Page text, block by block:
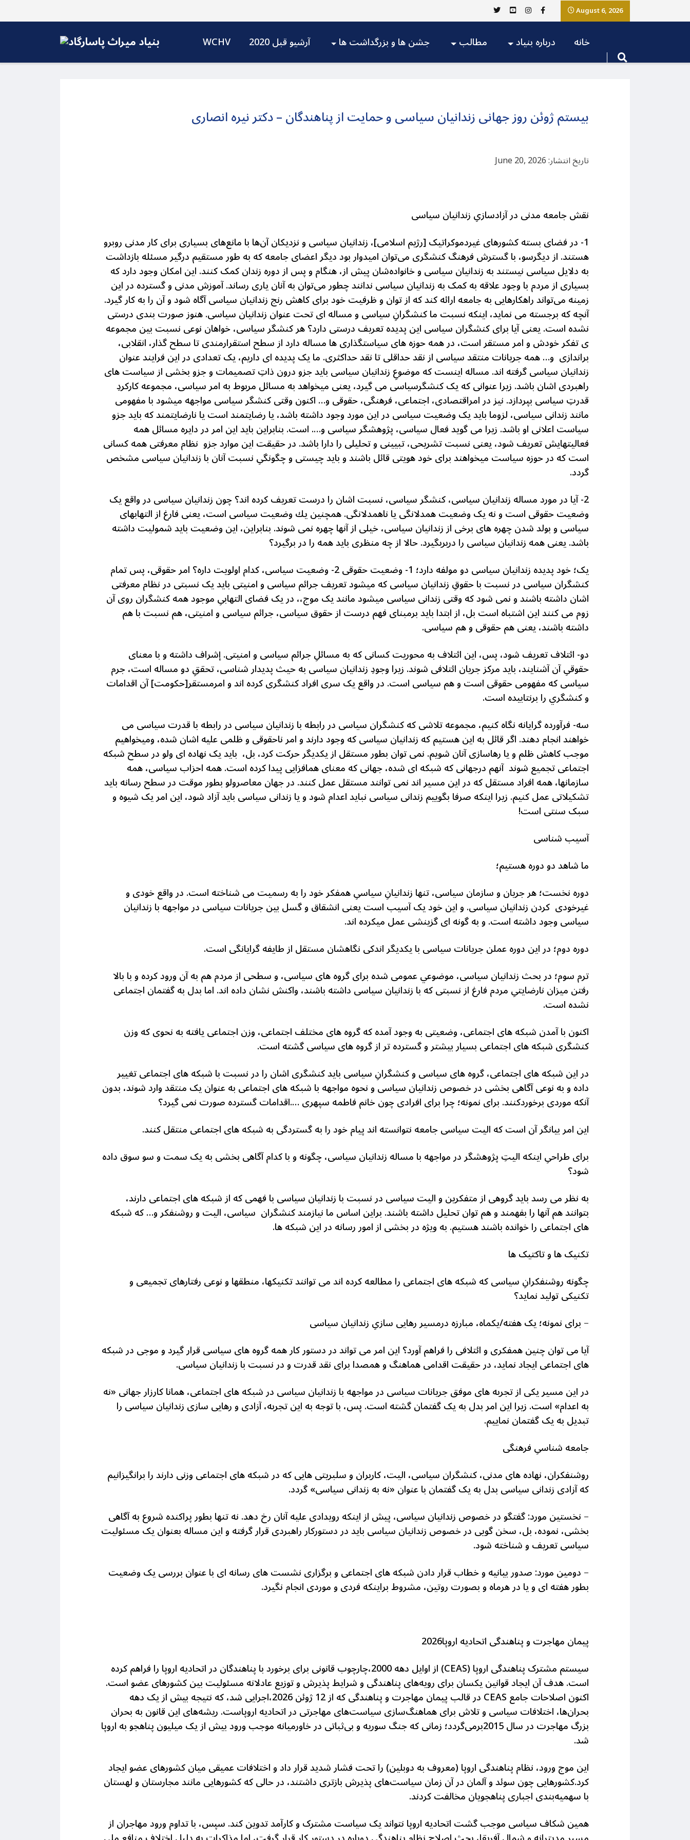
August 6, 2026
WCHV آرشیو قبل 2020 جشن ها و بزرگداشت ها مطالب درباره بنیاد خانه
بیستم ژوئن روز جهانی زندانیان سیاسی و حمایت از پناهندگان – دکتر نیره انصاری
تاریخ انتشار: June 20, 2026
نقش جامعه مدنی در آزادسازیِ زندانیان سیاسی
1- در فضای بسته کشورهای غیردموکراتیک [رژیم اسلامی]، زندانیان سیاسی و نزدیکان آن‌ها با مانع‌های بسیاری برای کار مدنی روبرو
هستند. از دیگرسو، با گسترش فرهنگ کنشگری می‌توان امیدوار بود دیگر اعضای جامعه که به طور مستقیم درگیر مسئله بازداشت
به دلایل سیاسی نیستند به زندانیان سیاسی و خانواده‌شان پیش از، هنگام و پس از دوره زندان کمک کنند. این امکان وجود دارد که
بسیاری از مردم با وجود علاقه به کمک به زندانیان سیاسی ندانند چطور می‌توان به آنان یاری رساند. آموزش مدنی و گسترده در این
زمینه می‌تواند راهکارهایی به جامعه ارائه کند که از توان و ظرفیت خود برای کاهش رنج زندانیان سیاسی آگاه شود و آن را به کار گیرد.
آنچه که برجسته می نماید، اینکه نسبت ما کنشگرانِ سیاسی و مساله ای تحت عنوان زندانیان سیاسی. هنوز صورت بندی درستی
نشده است. یعنی آیا برای کنشگران سیاسی این پدیده تعریف درستی دارد؟ هر کنشگر سیاسی، خواهان نوعی نسبت بین مجموعه
ی تفکر خودش و امر مستقر است، در همه حوزه های سیاستگذاری ها مساله دارد از سطح استقرارمندی تا سطح گذار، انقلابی،
براندازی و… همه جریانات منتقد سیاسی از نقد حداقلی تا نقد حداکثری. ما یک پدیده ای داریم، یک تعدادی در این فرایند عنوان
زندانیان سیاسی گرفته اند. مساله اینست که موضوعِ زندانیان سیاسی باید جزو درون ذاتِ تصمیمات و جزو بخشی از سیاست های
راهبردی اشان باشد. زیرا عنوانی که یک کنشگرسیاسی می گیرد، یعنی میخواهد به مسائل مربوط به امر سیاسی، مجموعه کارکردِ
قدرتِ سیاسی بپردازد. نیز در امراقتصادی، اجتماعی، فرهنگی، حقوقی و… اکنون وقتی کنشگر سیاسی مواجهه میشود با مفهومی
مانند زندانی سیاسی، لزوما باید یک وضعیت سیاسی در این مورد وجود داشته باشد، یا رضایتمند است یا نارضایتمند که باید جزو
سیاست اعلانی او باشد. زیرا می گوید فعال سیاسی، پژوهشگر سیاسی و…. است. بنابراین باید این امر در دایره مسائل همه
فعالیتهایش تعریف شود، یعنی نسبت تشریحی، تبیینی و تحلیلی را دارا باشد. در حقیقت این موارد جزو نظام معرفتی همه کسانی
است که در حوزه سیاست میخواهند برای خود هویتی قائل باشند و باید چیستی و چگونگیِ نسبت آنان با زندانیان سیاسی مشخص
گردد.
2- آیا در مورد مساله زندانیان سیاسی، کنشگر سیاسی، نسبت اشان را درست تعریف کرده اند؟ چون زندانیان سیاسی در واقع یک
وضعیت حقوقی است و نه یک وضعیت همدلانگی یا ناهمدلانگی. همچنين يك وضعیت سیاسی است، یعنی فارغ از التهابهای
سیاسی و بولد شدن چهره های برخی از زندانیان سیاسی، خیلی از آنها چهره نمی شوند. بنابراین، این وضعیت باید شمولیت داشته
باشد. یعنی همه زندانیان سیاسی را دربربگیرد. حالا از چه منظری باید همه را در برگیرد؟
یک؛ خود پدیده زندانیان سیاسی دو مولفه دارد؛ 1- وضعیت حقوقی 2- وضعیت سیاسی، کدام اولویت داره؟ امر حقوقی، پس تمام
کنشگران سیاسی در نسبت با حقوقِ زندانیان سیاسی که میشود تعریف جرائم سیاسی و امنیتی باید یک نسبتی در نظام معرفتی
اشان داشته باشند و نمی شود که وقتی زندانی سیاسی میشود مانند یک موج،، در یک فضای التهابیِ موجود همه کنشگران روی آن
زوم می کنند این اشتباه است بل، از ابتدا باید برمبنای فهم درست از حقوق سیاسی، جرائم سیاسی و امنیتی، هم نسبت با هم
داشته باشند، یعنی هم حقوقی و هم سیاسی.
دو- ائتلاف تعریف شود، پس، این ائتلاف به محوریت کسانی که به مسائلِ جرائم سیاسی و امنیتی. إشراف داشته و با معنای
حقوقیِ آن آشنایند، باید مرکز جریان ائتلافی شوند. زیرا وجودِ زندانیان سیاسی به حیث پدیدار شناسی، تحققِ دو مساله است، جرم
سیاسی که مفهومی حقوقی است و هم سیاسی است. در واقع یک سری افراد کنشگری کرده اند و امرمستقر[حکومت] آن اقدامات
و كنشگري را برنتابیده است.
سه- فرآورده گرایانه نگاه کنیم، مجموعه تلاشی که کنشگران سیاسی در رابطه با زندانیان سیاسی در رابطه با قدرت سیاسی می
خواهند انجام دهند. اگر قائل به این هستیم که زندانیان سیاسی که وجود دارند و امر ناحقوقی و ظلمی علیه اشان شده، ومیخواهیم
موجب کاهش ظلم و یا رهاسازی آنان شویم. نمی توان بطور مستقل از یکدیگر حرکت کرد، بل، باید یک نهاده ای ولو در سطح شبکه
اجتماعی تجمیع شوند آنهم درجهانی که شبکه ای شده، جهانی که معنای همافزایی پیدا کرده است. همه احزاب سیاسی، همه
سازمانها، همه افراد مستقل که در این مسیر اند نمی توانند مستقل عمل کنند. در جهان معاصرولو بطور موقت در سطح رسانه باید
تشکیلاتی عمل کنیم. زیرا اینکه صرفا بگوییم زندانی سیاسی نباید اعدام شود و یا زندانی سیاسی باید آزاد شود، اين امر یک شیوه و
سبک سنتی است!
آسیب شناسی
ما شاهد دو دوره هستیم؛
دوره نخست؛ هر جریان و سازمان سیاسی، تنها زندانیانِ سیاسیِ همفکر خود را به رسمیت می شناخته است. در واقع خودی و
غیرخودی کردن زندانیان سیاسی. و این خود یک آسیب است یعنی انشقاق و گسل بین جریانات سیاسی در مواجهه با زندانیان
سیاسی وجود داشته است. و به گونه ای گزینشی عمل میکرده اند.
دوره دوم؛ در این دوره عملن جریانات سیاسی با یکدیگر اندکی نگاهشان مستقل از طایفه گرایانگی است.
ترم سوم؛ در بحث زندانیان سیاسی، موضوعي عمومی شده برای گروه های سیاسی، و سطحی از مردم هم به آن ورود کرده و با بالا
رفتن میزان نارضایتیِ مردم فارغ از نسبتی که با زندانیان سیاسی داشته باشند، واکنش نشان داده اند. اما بدل به گفتمان اجتماعی
نشده است.
اکنون با آمدن شبکه های اجتماعی، وضعیتی به وجود آمده که گروه های مختلف اجتماعی، وزن اجتماعی یافته به نحوی که وزن
کنشگری شبکه های اجتماعی بسیار بیشتر و گسترده تر از گروه های سیاسی گشته است.
در این شبکه های اجتماعی، گروه های سیاسی و کنشگرانِ سیاسی باید کنشگری اشان را در نسبت با شبکه های اجتماعی تغییر
داده و به نوعی آگاهی بخشی در خصوص زندانیان سیاسی و نحوه مواجهه با شبکه های اجتماعی به عنوان یک منتقد وارد شوند، بدون
آنکه موردی برخوردکنند. برای نمونه؛ چرا برای افرادی چون خانم فاطمه سپهری ….اقدامات گسترده صورت نمی گیرد؟
این امر بیانگر آن است که الیت سیاسی جامعه نتوانسته اند پیام خود را به گستردگی به شبکه های اجتماعی منتقل کنند.
برای طراحیِ اینکه الیتِ پژوهشگر در مواجهه با مساله زندانیان سیاسی، چگونه و با کدام آگاهی بخشی به یک سمت و سو سوق داده
شود؟
به نظر می رسد باید گروهی از متفکرین و الیت سیاسی در نسبت با زندانیان سیاسی با فهمی که از شبکه های اجتماعی دارند،
بتوانند هم آنها را بفهمند و هم توان تحلیل داشته باشند. براین اساس ما نیازمند کنشگران سیاسی، الیت و روشنفکر و… که شبکه
های اجتماعی را خوانده باشند هستیم. به ویژه در بخشی از امور رسانه در این شبکه ها.
تکنیک ها و تاکتیک ها
چگونه روشنفکرانِ سیاسی که شبکه های اجتماعی را مطالعه کرده اند می توانند تکنیکها، منطقها و نوعی رفتارهای تجمیعی و
تکنیکی تولید نماید؟
–برای نمونه؛ یک هفته/یکماه، مبارزه درمسیر رهایی سازیِ زندانیان سیاسی
آیا می توان چنین همفکری و ائتلافی را فراهم آورد؟ این امر می تواند در دستور کار همه گروه های سیاسی قرار گیرد و موجی در شبکه
های اجتماعی ایجاد نماید، در حقیقت اقدامی هماهنگ و همصدا برای نقد قدرت و در نسبت با زندانیان سیاسی.
در این مسیر یکی از تجربه های موفق جریانات سیاسی در مواجهه با زندانیان سیاسی در شبکه های اجتماعی، همانا کارزار جهانی «نه
به اعدام» است. زیرا این امر بدل به یک گفتمان گشته است. پس، با توجه به این تجربه، آزادی و رهایی سازی زندانیان سیاسی را
تبدیل به یک گفتمان نماییم.
جامعه شناسیِ فرهنگی
روشنفکران، نهاده های مدنی، کنشگران سیاسی، الیت، کاربران و سلبریتی هایی که در شبکه های اجتماعی وزنی دارند را برانگیزانیم
که آزادی زندانی سیاسی بدل به یک گفتمان با عنوان «نه به زندانی سیاسی» گردد.
–نخستین مورد: گفتگو در خصوص زندانیان سیاسی، پیش از اینکه رویدادی علیه آنان رخ دهد. نه تنها بطور پراکنده شروع به آگاهی
بخشی، نموده، بل، سخن گویی در خصوص زندانیان سیاسی باید در دستورکار راهبردی قرار گرفته و این مساله بعنوان یک مسئولیت
سیاسی تعریف و شناخته شود.
–دومین مورد: صدور بیانیه و خطاب قرار دادن شبکه های اجتماعی و برگزاری نشست های رسانه ای با عنوان بررسی یک وضعیت
بطور هفته ای و یا در هرماه و بصورت روتین، مشروط براینکه فردی و موردی انجام نگیرد.
پیمان مهاجرت و پناهندگی اتحادیه اروپا2026
سیستم مشترک پناهندگی اروپا (CEAS ) از اوایل دهه 2000،چارچوب قانونی برای برخورد با پناهندگان در اتحادیه اروپا را فراهم کرده
است. هدف آن ایجاد قوانین یکسان برای رویه‌های پناهندگی و شرایط پذیرش و توزیع عادلانه مسئولیت بین کشورهای عضو است.
اکنون اصلاحات جامعCEAS در قالب پیمان مهاجرت و پناهندگی که از 12 ژوئن 2026،اجرایی شد، که نتیجه بیش از یک دهه
بحران‌ها، اختلافات سیاسی و تلاش برای هماهنگ‌سازی سیاست‌های مهاجرتی در اتحادیه اروپاست. ریشه‌های این قانون به بحران
بزرگ مهاجرت در سال 2015برمی‌گردد؛ زمانی که جنگ سوریه و بی‌ثباتی در خاورمیانه موجب ورود بیش از یک میلیون پناهجو به اروپا
شد.
این موج ورود، نظام پناهندگی اروپا (معروف به دوبلین) را تحت فشار شدید قرار داد و اختلافات عمیقی میان کشورهای عضو ایجاد
کرد.کشورهایی چون سوئد و آلمان در آن زمان سیاست‌های پذیرش بازتری داشتند، در حالی که کشورهایی مانند مجارستان و لهستان
با سهمیه‌بندی اجباری پناهجویان مخالفت کردند.
همین شکاف سیاسی موجب گشت اتحادیه اروپا نتواند یک سیاست مشترک و کارآمد تدوین کند. سپس، با تداوم ورود مهاجران از